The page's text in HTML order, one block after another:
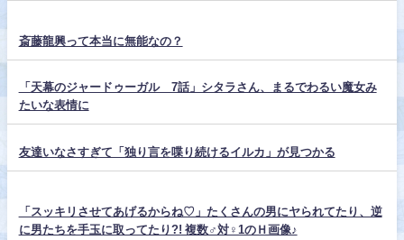
斎藤龍興って本当に無能なの？
「天幕のジャードゥーガル 7話」シタラさん、まるでわるい魔女み
たいな表情に
友達いなさすぎて「独り言を喋り続けるイルカ」が見つかる
「スッキリさせてあげるからね♡」たくさんの男にヤられてたり、逆
に男たちを手玉に取ってたり?! 複数♂対♀1のＨ画像♪